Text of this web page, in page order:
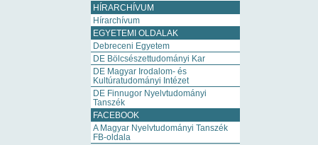
HÍRARCHÍVUM
Hírarchívum
EGYETEMI OLDALAK
Debreceni Egyetem
DE Bölcsészettudományi Kar
DE Magyar Irodalom- és
Kultúratudományi Intézet
DE Finnugor Nyelvtudományi
Tanszék
FACEBOOK
A Magyar Nyelvtudományi Tanszék
FB-oldala